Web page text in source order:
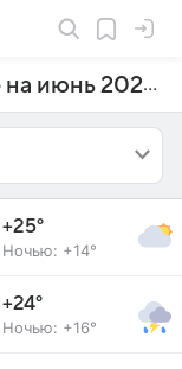
Прогноз погоды в Женеве на июнь 2026 года
+25°
Ночью: +14°
+24°
Ночью: +16°